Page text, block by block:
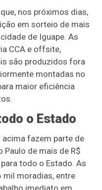
nos próximos dias,
em sorteio de mais
de Iguape. As
CCA e offsite,
são produzidos fora
montadas no
maior eficiência
o Estado
fazem parte de
Paulo de mais de R$
todo o Estado. As
mil moradias, entre
imediato em